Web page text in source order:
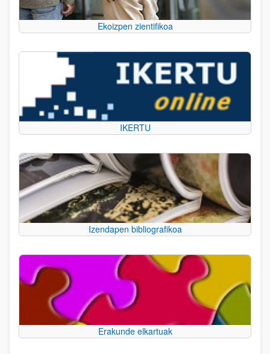
Ekoizpen zientifikoa
IKERTU
Izendapen bibliografikoa
Erakunde elkartuak